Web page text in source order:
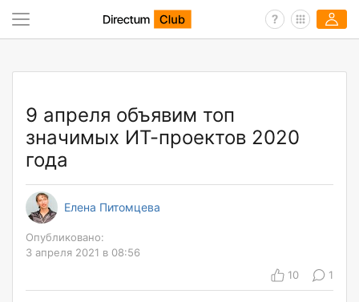
9 апреля объявим топ
значимых ИТ-проектов 2020
года
Елена Питомцева
Опубликовано:
3 апреля 2021 в 08:56
10
1